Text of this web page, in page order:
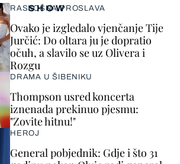
SHOW
RASKOŠNA PROSLAVA
Ovako je izgledalo vjenčanje Tije
Jurčić: Do oltara ju je dopratio
očuh, a slavilo se uz Olivera i
Rozgu
DRAMA U ŠIBENIKU
Thompson usred koncerta
iznenada prekinuo pjesmu:
"Zovite hitnu!"
HEROJ
General pobjednik: Gdje i što 31